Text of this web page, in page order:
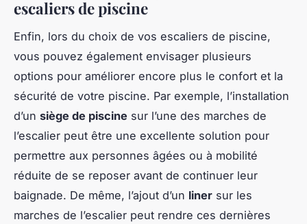
escaliers de piscine
Enfin, lors du choix de vos escaliers de piscine,
vous pouvez également envisager plusieurs
options pour améliorer encore plus le confort et la
sécurité de votre piscine. Par exemple, l’installation
d’un siège de piscine sur l’une des marches de
l’escalier peut être une excellente solution pour
permettre aux personnes âgées ou à mobilité
réduite de se reposer avant de continuer leur
baignade. De même, l’ajout d’un liner sur les
marches de l’escalier peut rendre ces dernières